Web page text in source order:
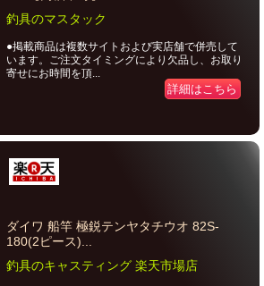
釣具のマスタック
●掲載商品は複数サイトおよび実店舗で併売して
います。ご注文タイミングにより欠品し、お取り
寄せにお時間を頂...
詳細はこちら
ダイワ 船竿 極鋭テンヤタチウオ 82S-
180(2ピース)...
釣具のキャスティング 楽天市場店